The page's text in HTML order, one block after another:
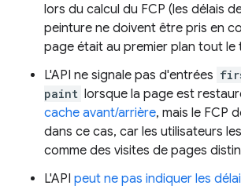
lors du calcul du FCP (les délais
peinture ne doivent être pris en
page était au premier plan tout le
L'API ne signale pas d'entrées
paint lorsque la page est
cache avant/arrière, mais le FCP
dans ce cas, car les utilisateurs
comme des visites de pages
L'API peut ne pas indiquer les